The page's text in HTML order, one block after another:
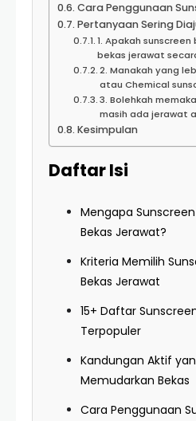
Cara Penggunaan
Pertanyaan Sering
1. Apakah
bekas jerawat
2. Manakah yang
atau Chemical
3. Bolehkah
masih ada jerawat
Kesimpulan
Daftar Isi
Mengapa
Bekas Jerawat?
Kriteria Memilih
Bekas Jerawat
15+ Daftar
Terpopuler
Kandungan Aktif
Memudarkan Bekas
Cara Penggunaan